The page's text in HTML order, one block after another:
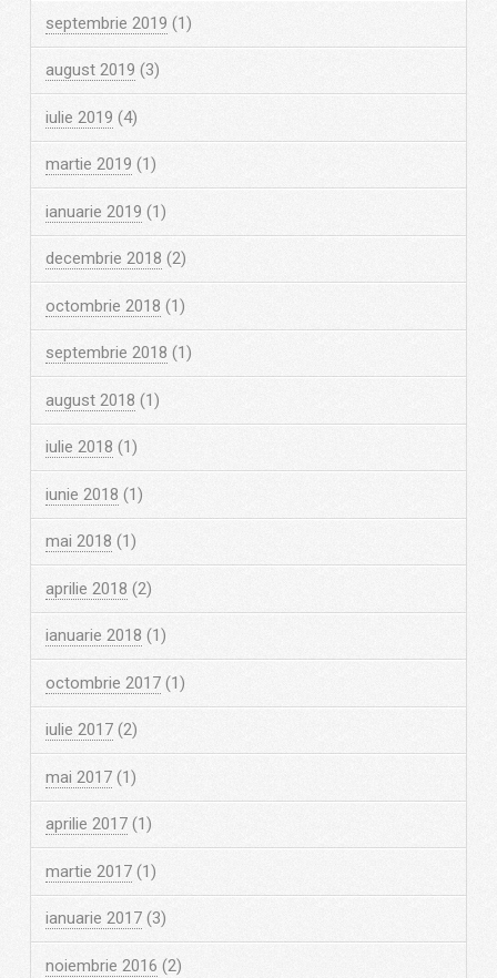
septembrie 2019 (1)
august 2019 (3)
iulie 2019 (4)
martie 2019 (1)
ianuarie 2019 (1)
decembrie 2018 (2)
octombrie 2018 (1)
septembrie 2018 (1)
august 2018 (1)
iulie 2018 (1)
iunie 2018 (1)
mai 2018 (1)
aprilie 2018 (2)
ianuarie 2018 (1)
octombrie 2017(1)
iulie 2017(2)
mai 2017(1)
aprilie 2017(1)
martie 2017(1)
ianuarie 2017(3)
noiembrie 2016 (2)